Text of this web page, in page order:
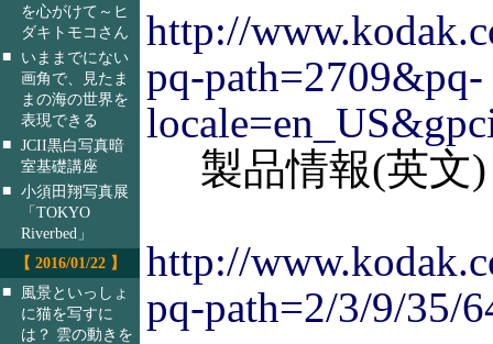
を心がけて～ヒ
ダキトモコさん
■
いままでにない
画角で、見たま
まの海の世界を
表現できる
■ JCII黒白写真暗
室基礎講座
■ 小須田翔写真展
「TOKYO
Riverbed」
【 2016/01/22 】
■
風景といっしょ
に猫を写すに
は？ 雲の動きを
http://
pq-path=2709&pq-
製品情報(英文)
http://
pq-path=2/3/9/35/